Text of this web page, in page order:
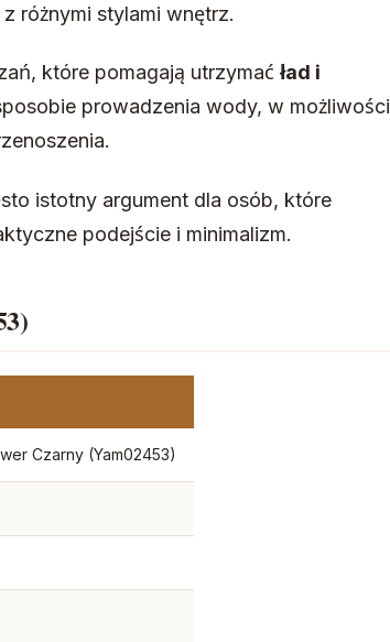
różnymi stylami wnętrz.
które pomagają utrzymać ład i
prowadzenia wody, w możliwości
istotny argument dla osób, które
podejście i minimalizm.
Czarny (Yam02453)